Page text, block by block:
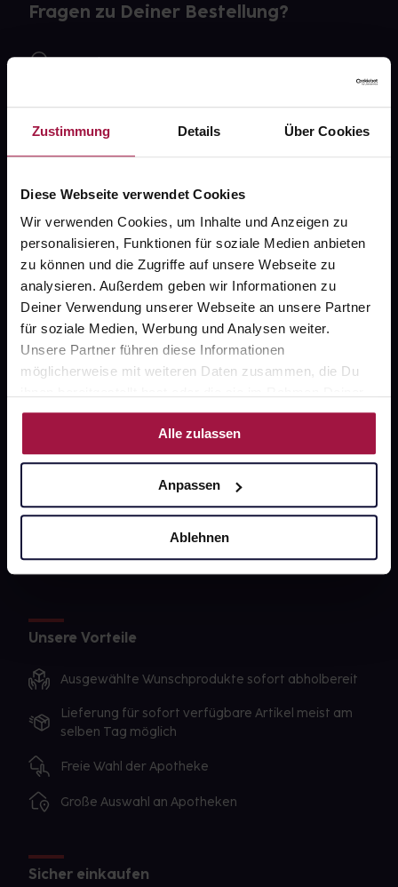
Zustimmung Details Über Cookies
Diese Webseite verwendet Cookies
Wir verwenden Cookies, um Inhalte und Anzeigen zu
personalisieren, Funktionen für soziale Medien anbieten
zu können und die Zugriffe auf unsere Webseite zu
analysieren. Außerdem geben wir Informationen zu
Deiner Verwendung unserer Webseite an unsere Partner
für soziale Medien, Werbung und Analysen weiter.
Unsere Partner führen diese Informationen
möglicherweise mit weiteren Daten zusammen, die Du
Nutzung der Dienste gesammelt haben.
Alle zulassen
Anpassen
Ablehnen
Fragen zu Deiner Bestellung?
Kontakt
gesund.de
Über uns
Karriere
Newsletter
Barrierefreiheitserklärung
PAYBACK
Sanitätshäuser
Unsere Vorteile
Ausgewählte Wunschprodukte sofort abholbereit
Lieferung für sofort verfügbare Artikel meist am
selben Tag möglich
Freie Wahl der Apotheke
Große Auswahl an Apotheken
Sicher einkaufen